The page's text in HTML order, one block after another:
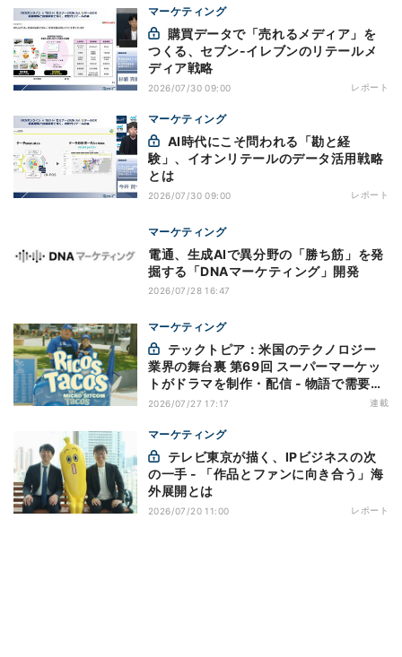
マーケティング
つくる、セブン-イレブンのリテールメ
ディア戦略
2026/07/30 09:00 レポート
マーケティング
験」、イオンリテールのデータ活用戦略
とは
2026/07/30 09:00 レポート
マーケティング
電通、生成AIで異分野の「勝ち筋」を発
掘する「DNAマーケティング」開発
2026/07/28 16:47
マーケティング
業界の舞台裏 第69回 スーパーマーケッ
トがドラマを制作・配信 - 物語で需要を
演出する小売メディア
2026/07/27 17:17 連載
マーケティング
の一手 - 「作品とファンに向き合う」海
外展開とは
2026/07/20 11:00 レポート